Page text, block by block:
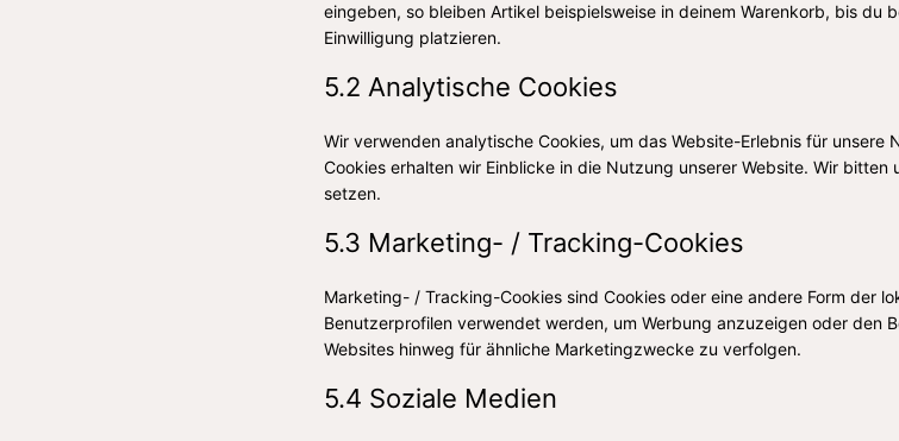
eingeben, so bleiben Artikel beispielsweise in deinem Warenkorb, bis du
Einwilligung platzieren.
5.2 Analytische Cookies
Wir verwenden analytische Cookies, um das Website-Erlebnis für
Cookies erhalten wir Einblicke in die Nutzung unserer Website. Wir bitten
setzen.
5.3 Marketing- / Tracking-Cookies
Marketing- / Tracking-Cookies sind Cookies oder eine andere Form der
Benutzerprofilen verwendet werden, um Werbung anzuzeigen oder den
Websites hinweg für ähnliche Marketingzwecke zu verfolgen.
5.4 Soziale Medien